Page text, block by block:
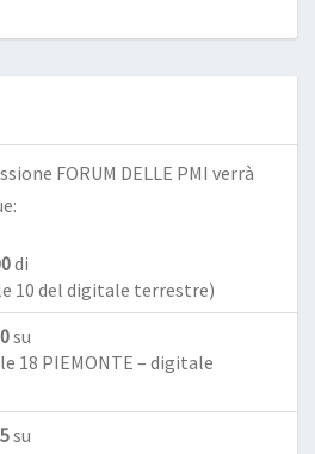
FORUM DELLE PMI verrà
di
10 del digitale terrestre)
su
18 PIEMONTE – digitale
su